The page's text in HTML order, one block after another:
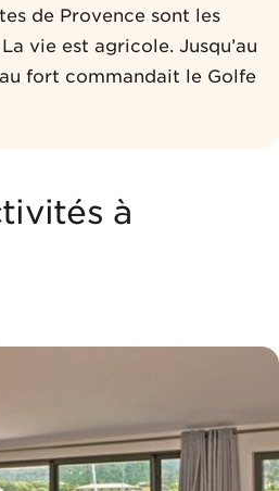
de Provence sont les
vie est agricole. Jusqu’au
fort commandait le Golfe
à